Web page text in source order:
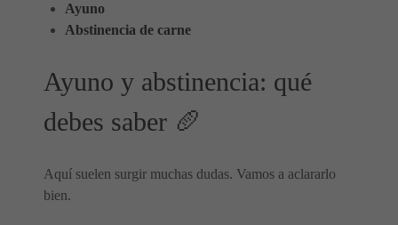
Ayuno
Abstinencia de carne
Ayuno y abstinencia: qué
debes saber 🥖
Aquí suelen surgir muchas dudas. Vamos a aclararlo
bien.